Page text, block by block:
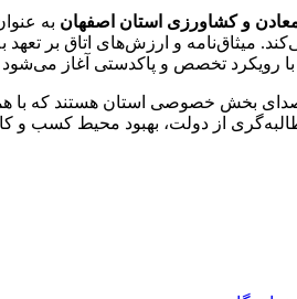
معادن و کشاورزی استان اصفهان به
میثاق‌نامه و ارزش‌های اتاق بر
رویکرد تخصص و پاکدستی آغاز می‌شود
بخش خصوصی استان هستند که با
از دولت، بهبود محیط کسب و